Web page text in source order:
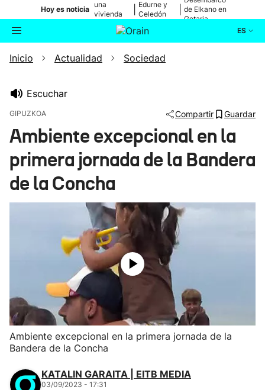
Hoy es noticia
una
vivienda
de Bilbao
Edurne y
Celedón
de Elkano en
Getaria
ES
Buscador Actualidad
Ikusmiran
Inicio Actualidad Sociedad
Escuchar
GIPUZKOA Compartir Guardar
Ambiente excepcional en la
primera jornada de la Bandera
de la Concha
Ambiente excepcional en la primera jornada de la
Bandera de la Concha
KATALIN GARAITA | EITB MEDIA
03/09/2023 - 17:31